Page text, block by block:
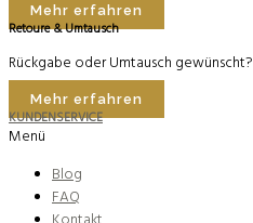
Mehr erfahren
Retoure & Umtausch
Rückgabe oder Umtausch gewünscht?
Mehr erfahren
KUNDENSERVICE
Menü
Blog
FAQ